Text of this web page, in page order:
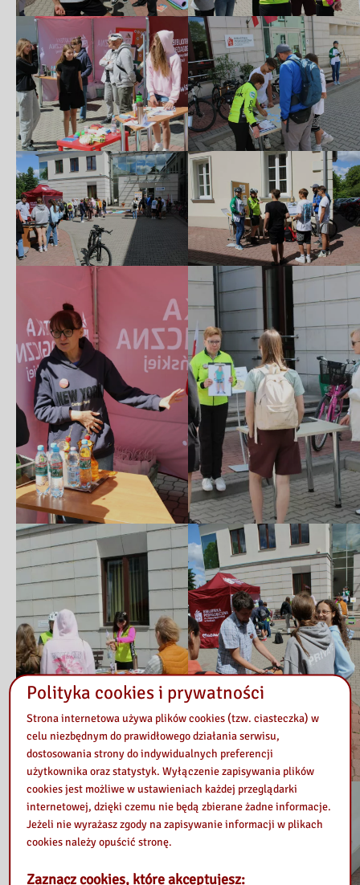
Polityka cookies i prywatności
Strona internetowa używa plików cookies (tzw. ciasteczka) w
celu niezbędnym do prawidłowego działania serwisu,
dostosowania strony do indywidualnych preferencji
użytkownika oraz statystyk. Wyłączenie zapisywania plików
cookies jest możliwe w ustawieniach każdej przeglądarki
internetowej, dzięki czemu nie będą zbierane żadne informacje.
Jeżeli nie wyrażasz zgody na zapisywanie informacji w plikach
cookies należy opuścić stronę.
Zaznacz cookies, które akceptujesz: